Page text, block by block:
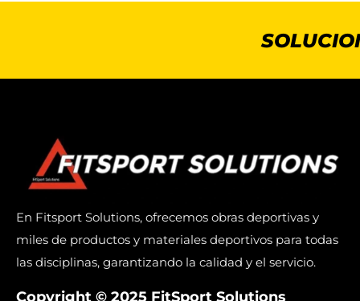
En Fitsport Solutions, ofrecemos obras deportivas y
miles de productos y materiales deportivos para todas
las disciplinas, garantizando la calidad y el servicio.
Copyright © 2025 FitSport Solutions